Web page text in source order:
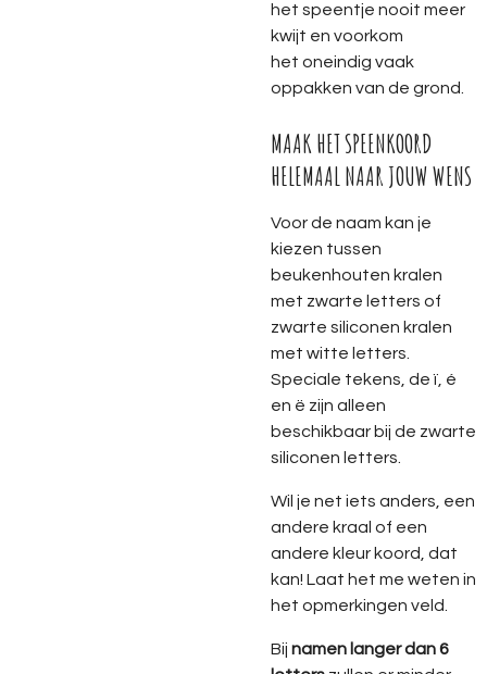
het speentje nooit meer
kwijt en voorkom
het oneindig vaak
oppakken van de grond.
MAAK HET SPEENKOORD
HELEMAAL NAAR JOUW WENS
Voor de naam kan je
kiezen tussen
beukenhouten kralen
met zwarte letters of
zwarte siliconen kralen
met witte letters.
Speciale tekens, de ï, é
en ë zijn alleen
beschikbaar bij de zwarte
siliconen letters.
Wil je net iets anders, een
andere kraal of een
andere kleur koord, dat
kan! Laat het me weten in
het opmerkingen veld.
Bij namen langer dan 6